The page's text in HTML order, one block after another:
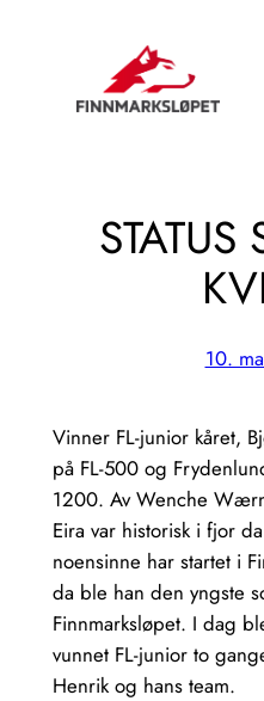
10.
Vinner FL-junior kåret,
på FL-500 og
1200. Av Wenche
Eira var historisk i fjor
noensinne har startet i
da ble han den yngste
Finnmarksløpet. I dag
vunnet FL-junior to
Henrik og hans team.